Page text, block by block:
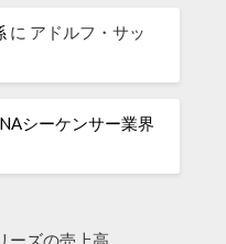
に アドルフ・サッ
シーケンサー業界
ーズの売上高